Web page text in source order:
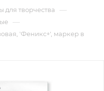
для творчества —
—
'Феникс+', маркер в